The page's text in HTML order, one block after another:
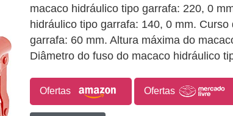
macaco hidráulico tipo garrafa: 220, 0
hidráulico tipo garrafa: 140, 0 mm.
garrafa: 60 mm. Altura máxima do
Diâmetro do fuso do macaco hidráulico
Ofertas Ofertas